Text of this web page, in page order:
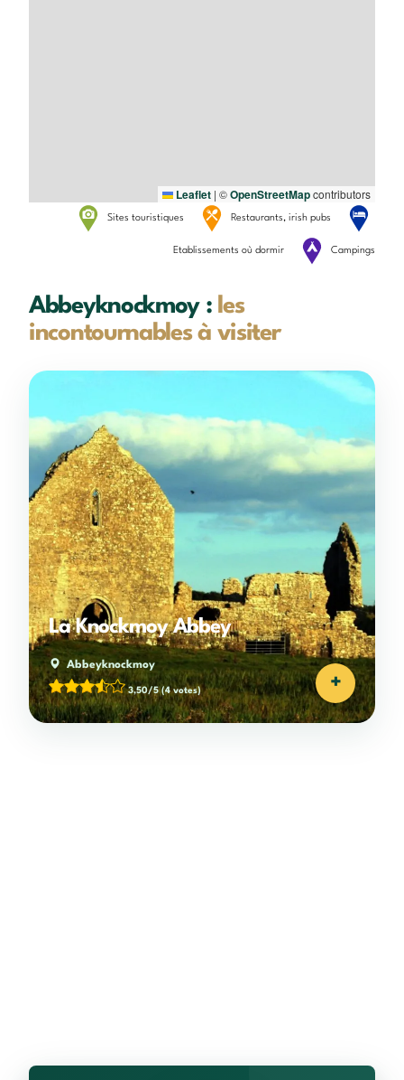
Leaflet | ©OpenStreetMapcontributors
Sites touristiques Restaurants, irish pubs
Etablissements où dormir Campings
Abbeyknockmoy : les
incontournables à visiter
La Knockmoy Abbey
Abbeyknockmoy
3,50/5(4 votes) +